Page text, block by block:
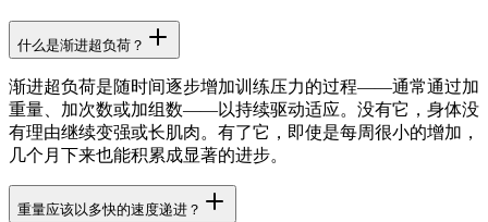
什么是渐进超负荷？
渐进超负荷是随时间逐步增加训练压力的过程——通常通过加
重量、加次数或加组数——以持续驱动适应。没有它，身体没
有理由继续变强或长肌肉。有了它，即使是每周很小的增加，
几个月下来也能积累成显著的进步。
重量应该以多快的速度递进？